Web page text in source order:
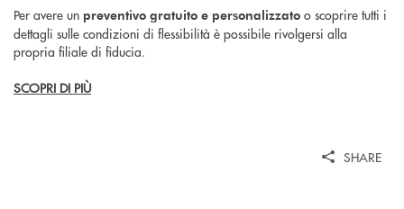
Per avere un preventivo gratuito e personalizzato o scoprire tutti i
dettagli sulle condizioni di flessibilità è possibile rivolgersi alla
propria filiale di fiducia.
SCOPRI DI PIÙ
SHARE